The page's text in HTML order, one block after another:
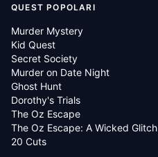
QUEST POPOLARI
Murder Mystery
Kid Quest
Secret Society
Murder on Date Night
Ghost Hunt
Dorothy's Trials
The Oz Escape
The Oz Escape: A Wicked Glitch
20 Cuts